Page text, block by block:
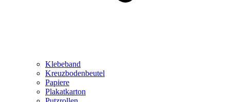
Klebeband
Kreuzbodenbeutel
Papiere
Plakatkarton